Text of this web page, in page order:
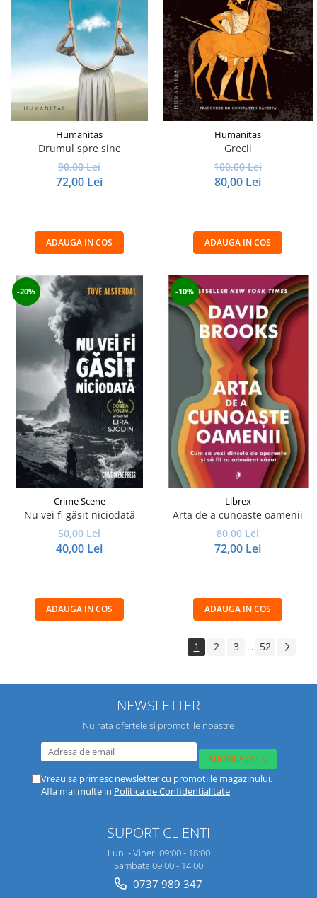
Humanitas
Drumul spre sine
90,00 Lei
72,00 Lei
ADAUGA IN COS
Humanitas
Grecii
100,00 Lei
80,00 Lei
ADAUGA IN COS
-20%
Crime Scene
Nu vei fi găsit niciodată
50,00 Lei
40,00 Lei
ADAUGA IN COS
-10%
Librex
Arta de a cunoaste oamenii
80,00 Lei
72,00 Lei
ADAUGA IN COS
1 2 3 ... 52
NEWSLETTER
Nu rata ofertele si promotiile noastre
Vreau sa primesc newsletter cu promotiile magazinului.
Afla mai multe in Politica de Confidentialitate
SUPORT CLIENTI
Luni - Vineri 09:00 - 18:00
Sambata 09.00 - 14.00
0737 989 347